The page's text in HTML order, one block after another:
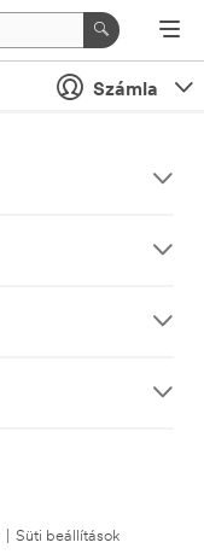
Számla
Süti beállítások